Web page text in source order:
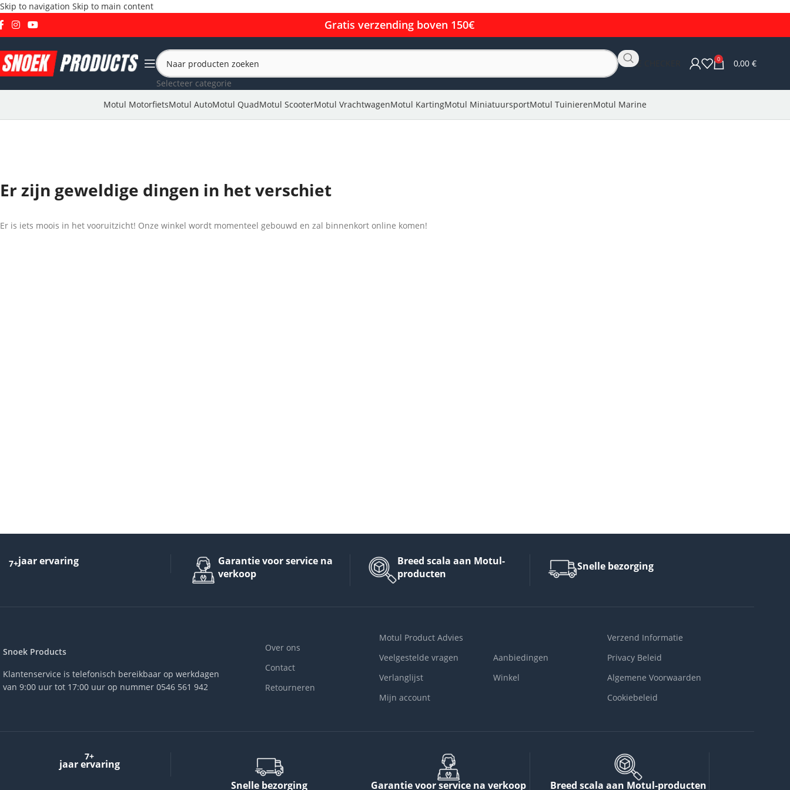
Skip to navigation Skip to main content
Gratis verzending boven 150€
Selecteer categorie
OLIE CHECKER 0 0,00 €
Motul MotorfietsMotul AutoMotul QuadMotul ScooterMotul VrachtwagenMotul KartingMotul MiniatuursportMotul TuinierenMotul Marine
Er zijn geweldige dingen in het verschiet
Er is iets moois in het vooruitzicht! Onze winkel wordt momenteel gebouwd en zal binnenkort online komen!
7+jaar ervaring
Garantie voor service na
verkoop
Breed scala aan Motul-
producten
Snelle bezorging
Snoek Products
Klantenservice is telefonisch bereikbaar op werkdagen
van 9:00 uur tot 17:00 uur op nummer 0546 561 942
Over ons
Contact
Retourneren
Motul Product Advies
Veelgestelde vragen
Verlanglijst
Mijn account
Aanbiedingen
Winkel
Verzend Informatie
Privacy Beleid
Algemene Voorwaarden
Cookiebeleid
7+
jaar ervaring
Snelle bezorging
Garantie voor service na verkoop Breed scala aan Motul-producten